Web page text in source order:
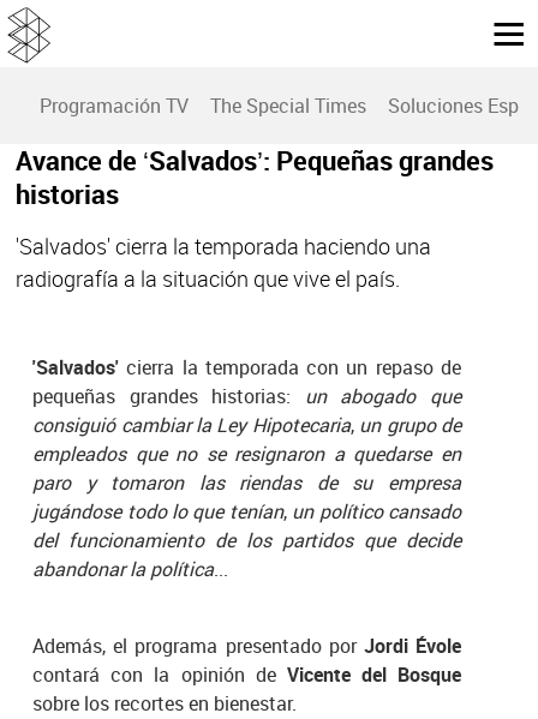
Programación TV The Special Times Soluciones
Avance de ‘Salvados’: Pequeñas grandes
historias
'Salvados' cierra la temporada haciendo una
radiografía a la situación que vive el país.
'Salvados' cierra la temporada con un repaso de
pequeñas grandes historias: un abogado que
consiguió cambiar la Ley Hipotecaria, un grupo de
empleados que no se resignaron a quedarse en
paro y tomaron las riendas de su empresa
jugándose todo lo que tenían, un político cansado
del funcionamiento de los partidos que decide
abandonar la política...
Además, el programa presentado porJordi Évole
contará con la opinión de Vicente del Bosque
sobre los recortes en bienestar.